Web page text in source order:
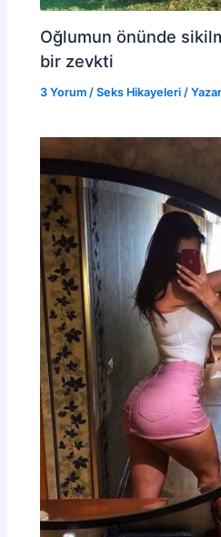
Oğlumun önünde
bir zevkti
3 Yorum /Seks Hikayeleri /